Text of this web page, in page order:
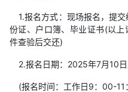
1.报名方式：现场报名，提
份证、户口簿、毕业证书(以
件查验后交还)
2.报名日期：2025年7月10
(报名时间：工作日9：00-